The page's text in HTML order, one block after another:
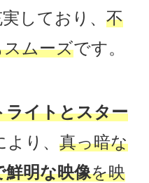
しており、 不
スムーズです。
ライトとスター
より、 真っ暗な
鮮明な映像を映